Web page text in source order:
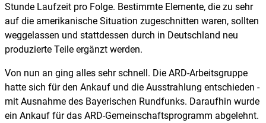
Stunde Laufzeit pro Folge. Bestimmte Elemente, die zu sehr
auf die amerikanische Situation zugeschnitten waren, sollten
weggelassen und stattdessen durch in Deutschland neu
produzierte Teile ergänzt werden.
Von nun an ging alles sehr schnell. Die ARD-Arbeitsgruppe
hatte sich für den Ankauf und die Ausstrahlung entschieden -
mit Ausnahme des Bayerischen Rundfunks. Daraufhin wurde
ein Ankauf für das ARD-Gemeinschaftsprogramm abgelehnt.